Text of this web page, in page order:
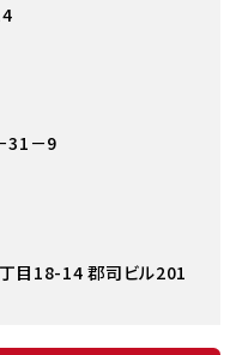
31－9
目18-14 郡司ビル201